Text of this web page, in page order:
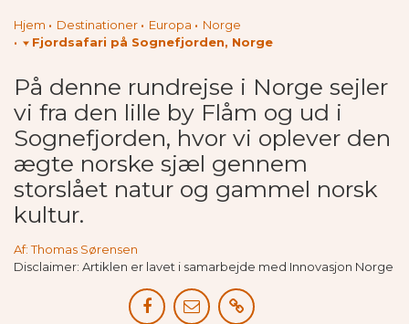
Hjem Destinationer Europa
Norge
Fjordsafari på Sognefjorden, Norge
På denne rundrejse i Norge sejler
vi fra den lille by Flåm og ud i
Sognefjorden, hvor vi oplever den
ægte norske sjæl gennem
storslået natur og gammel norsk
kultur.
Af: Thomas Sørensen
Disclaimer: Artiklen er lavet i samarbejde med Innovasjon Norge